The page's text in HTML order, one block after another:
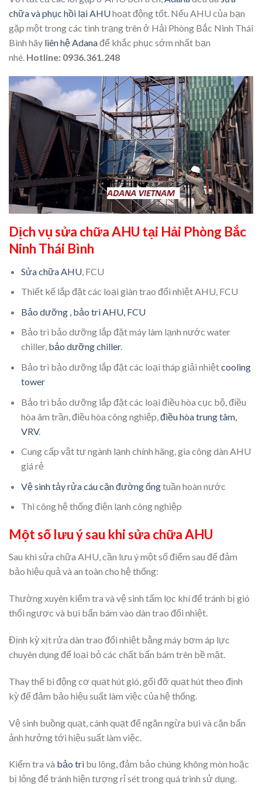
chữa và phục hồi lại AHUhoạt động tốt. Nếu AHU của bạn
gặp một trong các tình trạng trên ở Hải Phòng Bắc Ninh Thái
Bình hãy liên hệ Adanađể khắc phục sớm nhất bạn
nhé. Hotline: 0936.361.248
Dịch vụ sửa chữa AHU tại Hải Phòng Bắc
Ninh Thái Bình
Sửa chữa AHU, FCU
Thiết kế lắp đặt các loại giàn trao đổi nhiệt AHU, FCU
Bảo dưỡng , bảo trì AHU, FCU
Bảo trì bảo dưỡng lắp đặt máy làm lạnh nước water
chiller, bảo dưỡng chiller.
Bảo trì bảo dưỡng lắp đặt các loại tháp giải nhiệtcooling
tower
Bảo trì bảo dưỡng lắp đặt các loại điều hòa cục bộ, điều
hòa âm trần, điều hòa công nghiệp, điều hòa trung tâm,
VRV.
Cung cấp vật tư ngành lạnh chính hãng, gia công dàn AHU
giá rẻ
Vệ sinh tảy rửa cáu cặn đường ốngtuần hoàn nước
Thi công hệ thống điện lạnh công nghiệp
Một số lưu ý sau khi sửa chữa AHU
Sau khi sửa chữa AHU, cần lưu ý một số điểm sau để đảm
bảo hiệu quả và an toàn cho hệ thống:
Thường xuyên kiểm tra và vệ sinh tấm lọc khí để tránh bị gió
thổi ngược và bụi bẩn bám vào dàn trao đổi nhiệt.
Định kỳ xịt rửa dàn trao đổi nhiệt bằng máy bơm áp lực
chuyên dụng để loại bỏ các chất bẩn bám trên bề mặt.
Thay thế bi động cơ quạt hút gió, gối đỡ quạt hút theo định
kỳ để đảm bảo hiệu suất làm việc của hệ thống.
Vệ sinh buồng quạt, cánh quạt để ngăn ngừa bụi và cặn bẩn
ảnh hưởng tới hiệu suất làm việc.
Kiểm tra và bảo trì bu lông, đảm bảo chúng không mòn hoặc
bị lỏng để tránh hiện tượng rỉ sét trong quá trình sử dụng.